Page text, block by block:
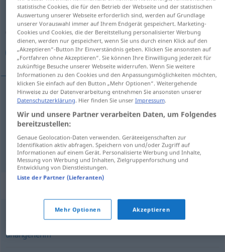
Übersicht aller Übersetzungen
(Für mehr Details die Übersetzung anklicken/antippen)
تهوع‌آور, كریه, نفرت‌انگیز
تهوع‌آور [tahawwo'-āwar]
نفرت‌انگیز [nefrat-angiz] widerlich
abstoßend,abscheulich,widerwärtig,eklig
unangenehm
statistische Cookies, die für den Betrieb der Webseite und der statistischen
Auswertung unserer Webseite erforderlich sind, werden auf Grundlage
unserer Vorauswahl immer auf Ihrem Endgerät gespeichert. Marketing-
Cookies und Cookies, die der Bereitstellung personalisierter Werbung
dienen, werden nur gespeichert, wenn Sie uns durch einen Klick auf den
„Akzeptieren“-Button Ihr Einverständnis geben. Klicken Sie ansonsten auf
„Fortfahren ohne Akzeptieren“. Sie können Ihre Einwilligung jederzeit für
zukünftige Besuche unserer Webseite widerrufen. Wenn Sie weitere
Informationen zu den Cookies und den Anpassungsmöglichkeiten möchten,
klicken Sie einfach auf den Button „Mehr Optionen“. Weitergehende
Hinweise zu der Datenverarbeitung entnehmen Sie ansonsten unserer
Datenschutzerklärung . Hier finden Sie unser Impressum.
Wir und unsere Partner verarbeiten Daten, um Folgendes
bereitzustellen:
Genaue Geolocation-Daten verwenden. Geräteeigenschaften zur
Identifikation aktiv abfragen. Speichern von und/oder Zugriff auf
Informationen auf einem Gerät. Personalisierte Werbung und Inhalte,
Messung von Werbung und Inhalten, Zielgruppenforschung und
Entwicklung von Dienstleistungen.
Liste der Partner (Lieferanten)
Mehr Optionen Akzeptieren